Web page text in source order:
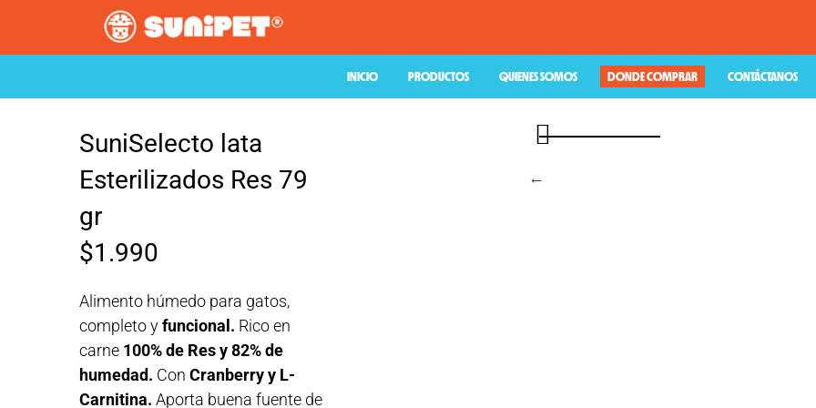
INICIO PRODUCTOS QUIENES SOMOS DONDE COMPRAR CONTÁCTANOS
SuniSelecto lata
Esterilizados Res 79
gr
$1.990
Alimento húmedo para gatos,
completo yfuncional. Rico en
carne 100% de Res y 82% de
humedad. Con Cranberry y L-
Carnitina. Aporta buena fuente de